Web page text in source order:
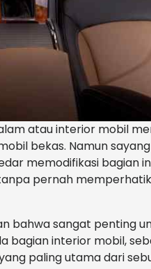
atau interior mobil
bekas. Namun
memodifikasi bagian
pernah
bahwa sangat penting
bagian interior mobil,
paling utama dari